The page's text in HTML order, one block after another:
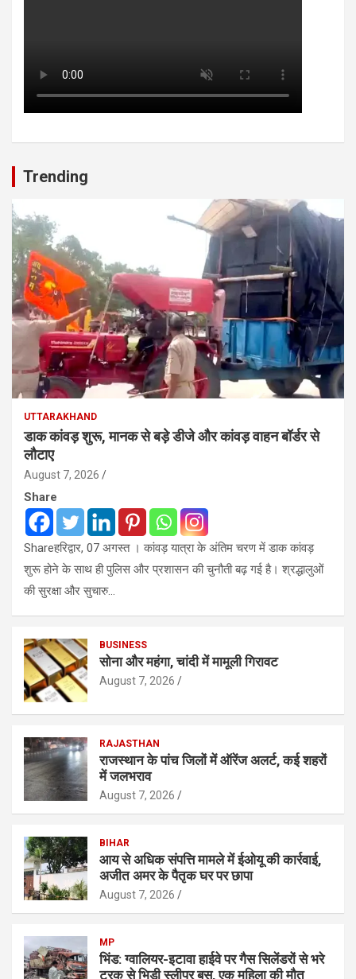
Trending
UTTARAKHAND
डाक कांवड़ शुरू, मानक से बड़े डीजे और कांवड़ वाहन बॉर्डर से
लौटाए
August 7, 2026
Share
Shareहरिद्वार, 07 अगस्त । कांवड़ यात्रा के अंतिम चरण में डाक कांवड़
शुरू होने के साथ ही पुलिस और प्रशासन की चुनौती बढ़ गई है। श्रद्धालुओं
की सुरक्षा और सुचारु…
BUSINESS
सोना और महंगा, चांदी में मामूली गिरावट
August 7, 2026
RAJASTHAN
राजस्थान के पांच जिलों में ऑरेंज अलर्ट, कई शहरों
में जलभराव
August 7, 2026
BIHAR
आय से अधिक संपत्ति मामले में ईओयू की कार्रवाई,
अजीत अमर के पैतृक घर पर छापा
August 7, 2026
MP
भिंड: ग्वालियर-इटावा हाईवे पर गैस सिलेंडरों से भरे
ट्रक से भिड़ी स्लीपर बस, एक महिला की मौत